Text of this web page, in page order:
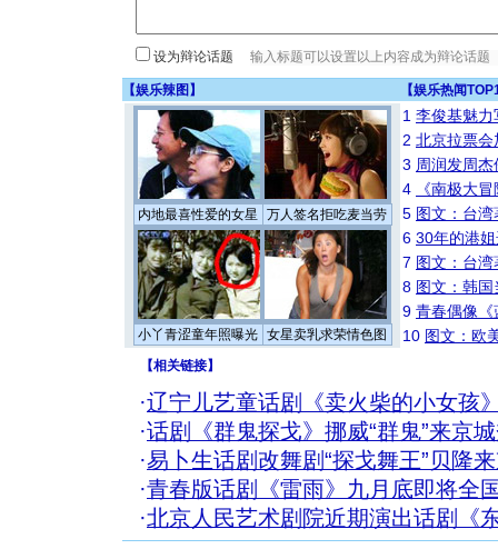
设为辩论话题
【娱乐辣图 】 【娱乐热闻
内地最喜性爱的女星 万人签名拒吃麦当劳
小丫青涩童年照曝光 女星卖乳求荣情色图
1 李俊基魅力
2 北京拉票
3 周润发周
4
《南极大
5 图文：台
6 30年的港
7 图文：台
8 图文：韩
9 青春偶像《
10 图文：欧
【相关链接】
·辽宁儿艺童话剧《卖火柴的小女孩
·话剧《群鬼探戈》挪威“群鬼”来京
·易卜生话剧改舞剧“探戈舞王”贝隆
·青春版话剧《雷雨》九月底即将全
·北京人民艺术剧院近期演出话剧《